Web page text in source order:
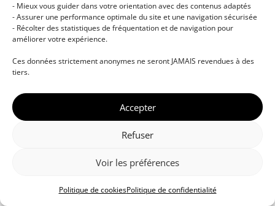
- Mieux vous guider dans votre orientation avec des contenus adaptés
- Assurer une performance optimale du site et une navigation sécurisée
- Récolter des statistiques de fréquentation et de navigation pour
améliorer votre expérience.
Ces données strictement anonymes ne seront JAMAIS revendues à des
tiers.
Accepter
Refuser
Voir les préférences
Politique de cookiesPolitique de confidentialité
musicale • Certifications professionnelles • Paris •